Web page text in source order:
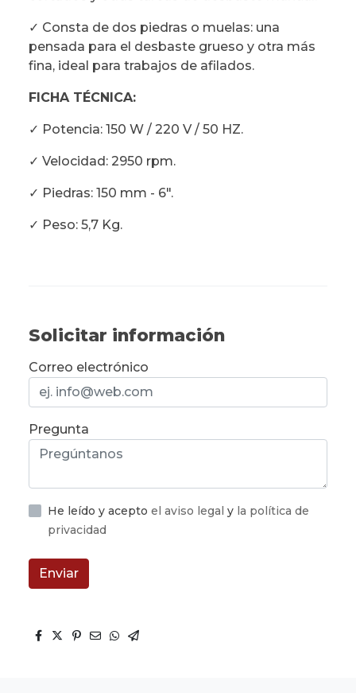
✓ Consta de dos piedras o muelas: una
pensada para el desbaste grueso y otra más
fina, ideal para trabajos de afilados.
FICHA TÉCNICA:
✓ Potencia: 150 W / 220 V / 50 HZ.
✓ Velocidad: 2950 rpm.
✓ Piedras: 150 mm - 6".
✓ Peso: 5,7 Kg.
Solicitar información
Correo electrónico
Pregunta
He leído y acepto el aviso legal y la política de
privacidad
Enviar